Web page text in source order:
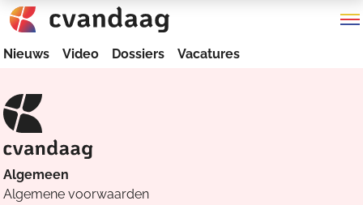
Nieuws Video Dossiers Vacatures
Algemeen
Algemene voorwaarden